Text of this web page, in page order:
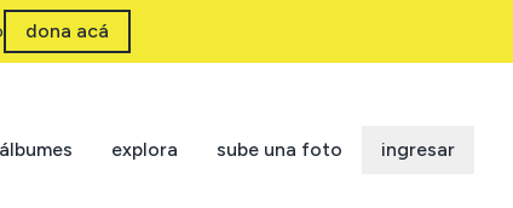
dona acá
álbumes explora sube una foto ingresar